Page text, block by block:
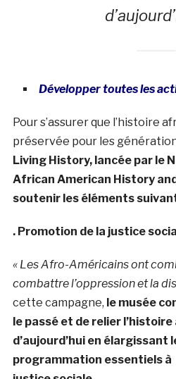
Développer toutes les
Pour s’assurer que l’histoire
préservée pour les
Living History, lancée par le
African American History
soutenir les éléments
. Promotion de la justice
« Les Afro-Américains ont
combattre l’oppression et la
cette campagne, le musée
le passé et de relier
d’aujourd’hui en élargissant
programmation essentiels à